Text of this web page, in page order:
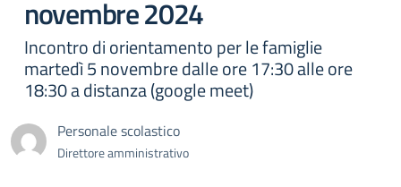
novembre 2024
Incontro di orientamento per le famiglie
martedì 5 novembre dalle ore 17:30 alle ore
18:30 a distanza (google meet)
Personale scolastico
Direttore amministrativo